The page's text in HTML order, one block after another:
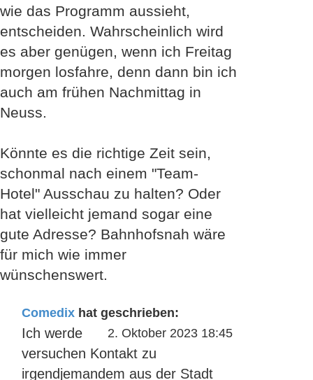
wie das Programm aussieht,
entscheiden. Wahrscheinlich wird
es aber genügen, wenn ich Freitag
morgen losfahre, denn dann bin ich
auch am frühen Nachmittag in
Neuss.
Könnte es die richtige Zeit sein,
schonmal nach einem "Team-
Hotel" Ausschau zu halten? Oder
hat vielleicht jemand sogar eine
gute Adresse? Bahnhofsnah wäre
für mich wie immer
wünschenswert.
Comedix hat geschrieben:
2. Oktober 2023 18:45
Ich werde
versuchen Kontakt zu
irgendjemandem aus der Stadt